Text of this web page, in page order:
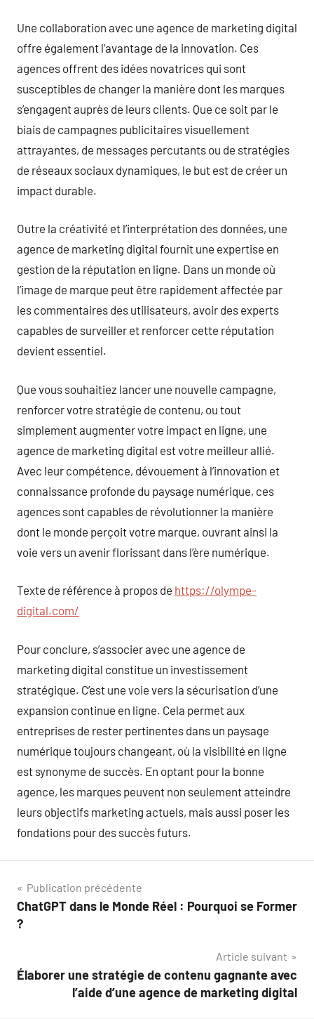
Une collaboration avec une agence de marketing digital
offre également l’avantage de la innovation. Ces
agences offrent des idées novatrices qui sont
susceptibles de changer la manière dont les marques
s’engagent auprès de leurs clients. Que ce soit par le
biais de campagnes publicitaires visuellement
attrayantes, de messages percutants ou de stratégies
de réseaux sociaux dynamiques, le but est de créer un
impact durable.
Outre la créativité et l’interprétation des données, une
agence de marketing digital fournit une expertise en
gestion de la réputation en ligne. Dans un monde où
l’image de marque peut être rapidement affectée par
les commentaires des utilisateurs, avoir des experts
capables de surveiller et renforcer cette réputation
devient essentiel.
Que vous souhaitiez lancer une nouvelle campagne,
renforcer votre stratégie de contenu, ou tout
simplement augmenter votre impact en ligne, une
agence de marketing digital est votre meilleur allié.
Avec leur compétence, dévouement à l’innovation et
connaissance profonde du paysage numérique, ces
agences sont capables de révolutionner la manière
dont le monde perçoit votre marque, ouvrant ainsi la
voie vers un avenir florissant dans l’ère numérique.
Texte de référence à propos de https://olympe-
digital.com/
Pour conclure, s’associer avec une agence de
marketing digital constitue un investissement
stratégique. C’est une voie vers la sécurisation d’une
expansion continue en ligne. Cela permet aux
entreprises de rester pertinentes dans un paysage
numérique toujours changeant, où la visibilité en ligne
est synonyme de succès. En optant pour la bonne
agence, les marques peuvent non seulement atteindre
leurs objectifs marketing actuels, mais aussi poser les
fondations pour des succès futurs.
Navigation
de
Publication précédente
ChatGPT dans le Monde Réel : Pourquoi se Former
?
Article suivant
Élaborer une stratégie de contenu gagnante avec
l’aide d’une agence de marketing digital